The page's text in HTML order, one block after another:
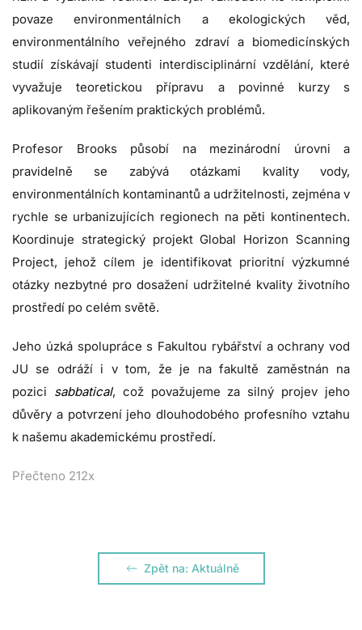
povaze environmentálních a ekologických věd,
environmentálního veřejného zdraví a biomedicínských
studií získávají studenti interdisciplinární vzdělání, které
vyvažuje teoretickou přípravu a povinné kurzy s
aplikovaným řešením praktických problémů.
Profesor Brooks působí na mezinárodní úrovni a
pravidelně se zabývá otázkami kvality vody,
environmentálních kontaminantů a udržitelnosti, zejména v
rychle se urbanizujících regionech na pěti kontinentech.
Koordinuje strategický projekt Global Horizon Scanning
Project, jehož cílem je identifikovat prioritní výzkumné
otázky nezbytné pro dosažení udržitelné kvality životního
prostředí po celém světě.
Jeho úzká spolupráce s Fakultou rybářství a ochrany vod
JU se odráží i v tom, že je na fakultě zaměstnán na
pozici sabbatical, což považujeme za silný projev jeho
důvěry a potvrzení jeho dlouhodobého profesního vztahu
k našemu akademickému prostředí.
Přečteno 212x
Zpět na: Aktuálně